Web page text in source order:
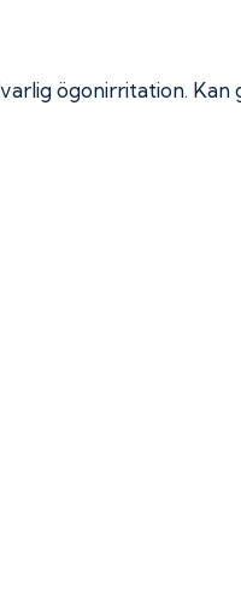
ögonirritation. Kan